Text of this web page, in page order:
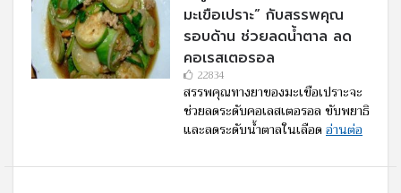
มะเขือเปราะ” กับสรรพคุณ
รอบด้าน ช่วยลดน้ำตาล ลด
คอเรสเตอรอล
22834
สรรพคุณทางยาของมะเขือเปราะจะ
ช่วยลดระดับคอเลสเตอรอล ขับพยาธิ
และลดระดับน้ำตาลในเลือด อ่านต่อ